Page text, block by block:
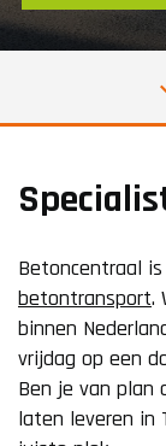
Betoncentraal
betontransport.
binnen
vrijdag op een
Ben je van
laten leveren in